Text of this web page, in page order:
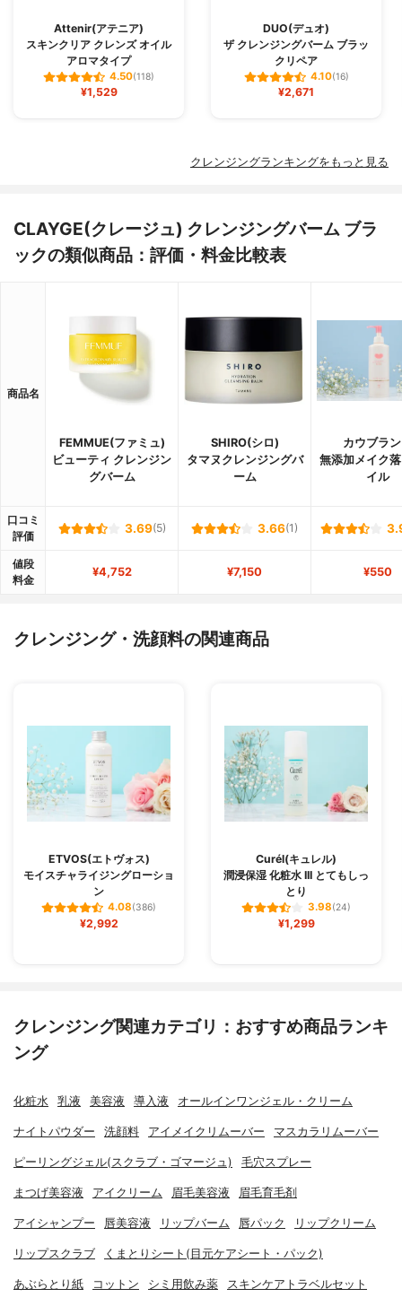
Attenir(アテニア)
スキンクリア クレンズ オイル
アロマタイプ
4.50(118)
¥1,529
DUO(デュオ)
ザ クレンジングバーム ブラッ
クリペア
4.10(16)
¥2,671
クレンジングランキングをもっと見る
CLAYGE(クレージュ) クレンジングバーム ブラ
ックの類似商品：評価・料金比較表
商品名
FEMMUE(ファミュ)
ビューティ クレンジン
グバーム
SHIRO(シロ)
タマヌクレンジングバ
ーム
カウブラ
無添加メイク
イル
口コミ
評価
3.69(5) 3.66(1)
値段
料金
¥4,752 ¥7,150 ¥550
クレンジング・洗顔料の関連商品
ETVOS(エトヴォス)
モイスチャライジングローショ
ン
4.08(386)
¥2,992
Curél(キュレル)
潤浸保湿 化粧水 III とてもしっ
とり
3.98(24)
¥1,299
クレンジング関連カテゴリ：おすすめ商品ランキ
ング
化粧水 乳液 美容液 導入液 オールインワンジェル・クリーム
ナイトパウダー 洗顔料 アイメイクリムーバー マスカラリムーバー
ピーリングジェル(スクラブ・ゴマージュ) 毛穴スプレー
まつげ美容液 アイクリーム 眉毛美容液 眉毛育毛剤
アイシャンプー 唇美容液 リップバーム 唇パック リップクリーム
リップスクラブ くまとりシート(目元ケアシート・パック)
あぶらとり紙 コットン シミ用飲み薬 スキンケアトラベルセット